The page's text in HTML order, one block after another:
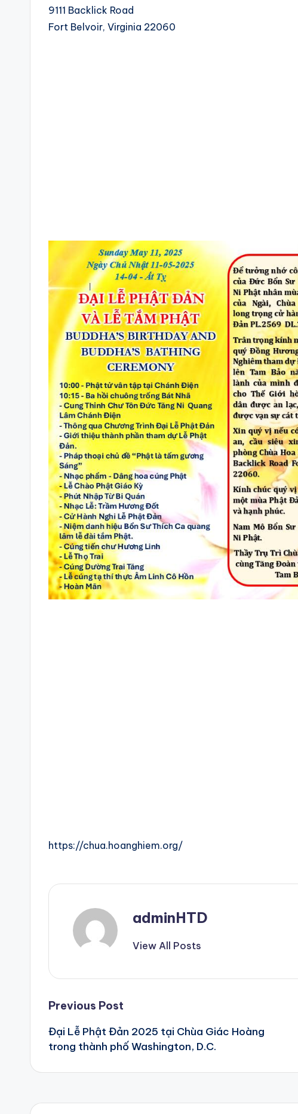
9111 Backlick Road
Fort Belvoir, Virginia 22060
https://chua.hoanghiem.org/
adminHTD
View All Posts
Post
navigation
Previous Post
Đại Lễ Phật Đản 2025 tại Chùa Giác Hoàng
trong thành phố Washington, D.C.